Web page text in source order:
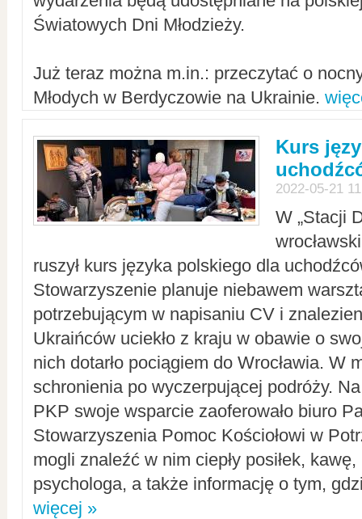
Światowych Dni Młodzieży.
Już teraz można m.in.: przeczytać o
Młodych w Berdyczowie na Ukrainie.
Kurs
2022-05-21
W „Stacji
ruszył kurs języka polskiego dla
Stowarzyszenie planuje niebawem
potrzebującym w napisaniu CV i
Ukraińców uciekło z kraju w obawie o
nich dotarło pociągiem do Wrocławia. W
schronienia po wyczerpującej podróży.
PKP swoje wsparcie zaoferowało biuro
Stowarzyszenia Pomoc Kościołowi w
mogli znaleźć w nim ciepły posiłek,
psychologa, a także informację o tym,
więcej »